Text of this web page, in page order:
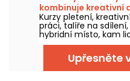
jistých favoritů a
kombinuje kreativní
restauraci v Maraisu
Kurzy pletení,
práci, talíře na
hybridní místo, kam
tvořit jako si
dílnami a neformální
Upřesněte